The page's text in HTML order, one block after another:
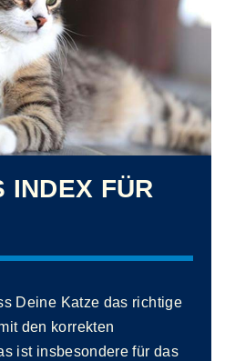
FÜR K
Deine Katze das richtige
den korrekten
ist insbesondere für das